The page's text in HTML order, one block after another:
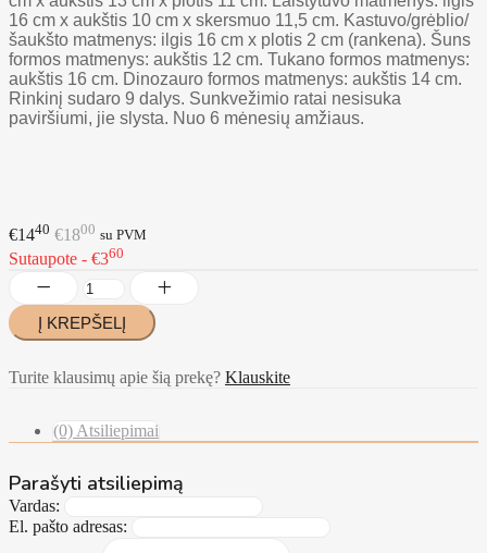
16 cm x aukštis 10 cm x skersmuo 11,5 cm. Kastuvo/grėblio/
šaukšto matmenys: ilgis 16 cm x plotis 2 cm (rankena). Šuns
formos matmenys: aukštis 12 cm. Tukano formos matmenys:
aukštis 16 cm. Dinozauro formos matmenys: aukštis 14 cm.
Rinkinį sudaro 9 dalys. Sunkvežimio ratai nesisuka
paviršiumi, jie slysta. Nuo 6 mėnesių amžiaus.
€1440 €1800 su PVM
Sutaupote - €360
Turite klausimų apie šią prekę? Klauskite
(0) Atsiliepimai
Parašyti atsiliepimą
Vardas:
El. pašto adresas: